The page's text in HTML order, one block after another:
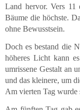
Land hervor. Vers 11
Bäume die höchste.
ohne Bewusstsein.
Doch es bestand die
höheres Licht kann
umrissene Gestalt an
und das kleinere, um
Am vierten Tag wurde